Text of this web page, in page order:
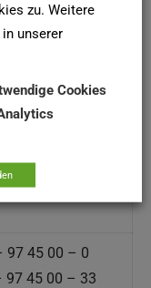
3 4
97 45 00 – 0
97 45 00 – 33
zu. Weitere
unserer
Cookies